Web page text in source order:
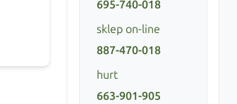
695-740-018
sklep on-line
887-470-018
hurt
663-901-905